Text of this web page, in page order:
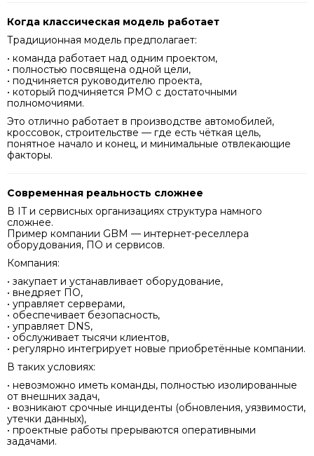
Когда классическая модель работает
Традиционная модель предполагает:
• команда работает над одним проектом,
• полностью посвящена одной цели,
• подчиняется руководителю проекта,
• который подчиняется PMO с достаточными
полномочиями.
Это отлично работает в производстве автомобилей,
кроссовок, строительстве — где есть чёткая цель,
понятное начало и конец, и минимальные отвлекающие
факторы.
Современная реальность сложнее
В IT и сервисных организациях структура намного
сложнее.
Пример компании GBM — интернет-реселлера
оборудования, ПО и сервисов.
Компания:
• закупает и устанавливает оборудование,
• внедряет ПО,
• управляет серверами,
• обеспечивает безопасность,
• управляет DNS,
• обслуживает тысячи клиентов,
• регулярно интегрирует новые приобретённые компании.
В таких условиях:
• невозможно иметь команды, полностью изолированные
от внешних задач,
• возникают срочные инциденты (обновления, уязвимости,
утечки данных),
• проектные работы прерываются оперативными
задачами.